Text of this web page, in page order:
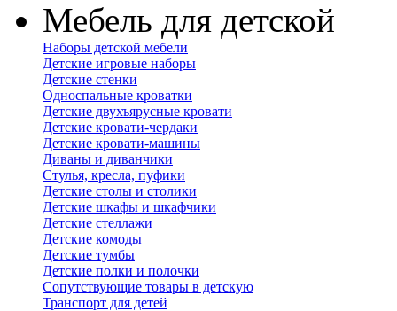
Мебель для детской
Наборы детской мебели
Детские игровые наборы
Детские стенки
Односпальные кроватки
Детские двухъярусные кровати
Детские кровати-чердаки
Детские кровати-машины
Диваны и диванчики
Стулья, кресла, пуфики
Детские столы и столики
Детские шкафы и шкафчики
Детские стеллажи
Детские комоды
Детские тумбы
Детские полки и полочки
Сопутствующие товары в детскую
Транспорт для детей